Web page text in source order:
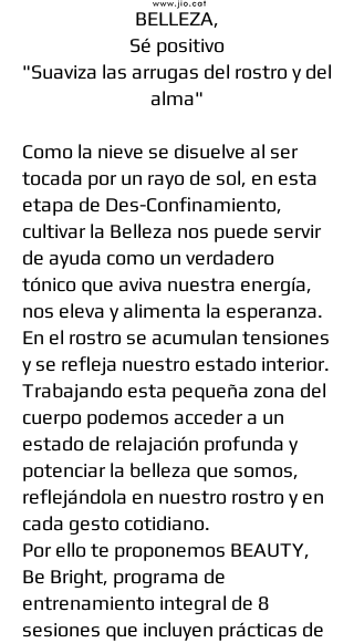
BELLEZA,
Sé positivo
"Suaviza las arrugas del rostro y del
alma"
Como la nieve se disuelve al ser
tocada por un rayo de sol, en esta
etapa de Des-Confinamiento,
cultivar la Belleza nos puede servir
de ayuda como un verdadero
tónico que aviva nuestra energía,
nos eleva y alimenta la esperanza.
En el rostro se acumulan tensiones
y se refleja nuestro estado interior.
Trabajando esta pequeña zona del
cuerpo podemos acceder a un
estado de relajación profunda y
potenciar la belleza que somos,
reflejándola en nuestro rostro y en
cada gesto cotidiano.
Por ello te proponemos BEAUTY,
Be Bright, programa de
entrenamiento integral de 8
sesiones que incluyen prácticas de